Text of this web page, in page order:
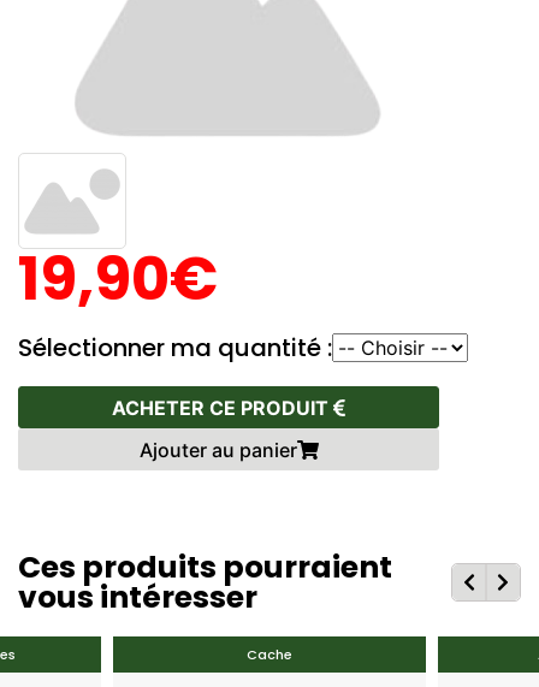
19,90€
Sélectionner ma quantité :
ACHETER CE PRODUIT
Ajouter au panier
Ces produits pourraient
vous intéresser
Cache